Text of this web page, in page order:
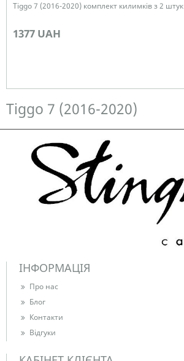
Tiggo 7 (2016-2020) комплект килимків з 2 штук
1377 UAH
Tiggo 7 (2016-2020)
ІНФОРМАЦІЯ
Про нас
Блог
Контакти
Відгуки